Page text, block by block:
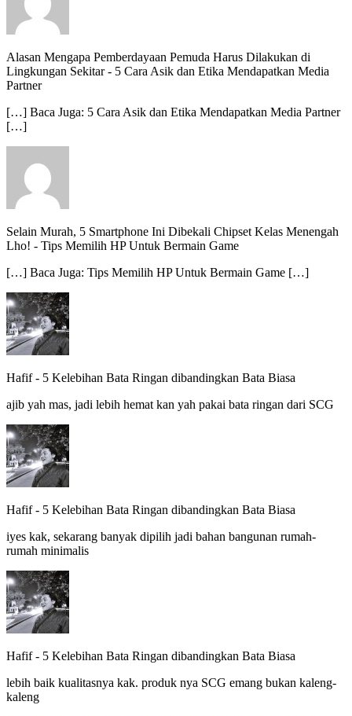
Alasan Mengapa Pemberdayaan Pemuda Harus Dilakukan di
Lingkungan Sekitar- 5 Cara Asik dan Etika Mendapatkan Media
Partner
[…] Baca Juga: 5 Cara Asik dan Etika Mendapatkan Media Partner
[…]
Selain Murah, 5 Smartphone Ini Dibekali Chipset Kelas Menengah
Lho! - Tips Memilih HP Untuk Bermain Game
[…] Baca Juga: Tips Memilih HP Untuk Bermain Game […]
Hafif- 5 Kelebihan Bata Ringan dibandingkan Bata Biasa
ajib yah mas, jadi lebih hemat kan yah pakai bata ringan dari SCG
Hafif- 5 Kelebihan Bata Ringan dibandingkan Bata Biasa
iyes kak, sekarang banyak dipilih jadi bahan bangunan rumah-
rumah minimalis
Hafif- 5 Kelebihan Bata Ringan dibandingkan Bata Biasa
lebih baik kualitasnya kak. produk nya SCG emang bukan kaleng-
kaleng